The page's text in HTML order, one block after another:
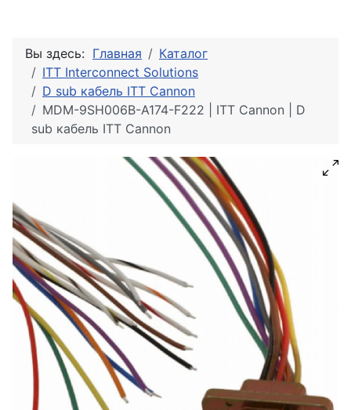
Вы здесь: Главная
Каталог
ITT Interconnect Solutions
D sub кабель ITT Cannon
MDM-9SH006B-A174-F222 | ITT Cannon | D
sub кабель ITT Cannon